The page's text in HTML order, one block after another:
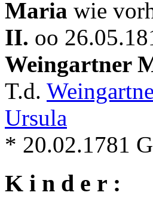
Maria wie
II. oo
Weingartner
T.d.
Ursula
* 20.02.1781
K i n d e r :